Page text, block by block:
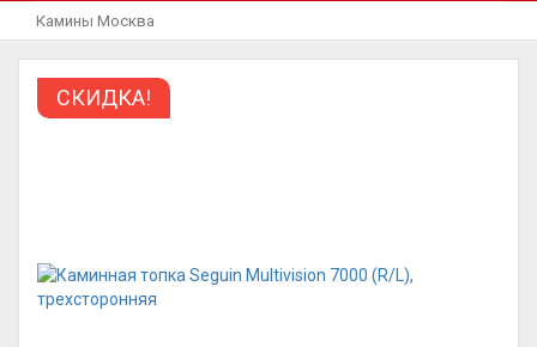
Камины Москва
СКИДКА!